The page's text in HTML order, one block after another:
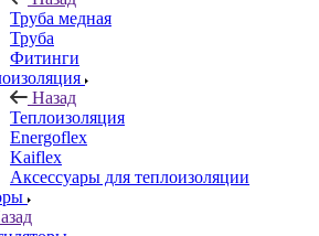
Труба медная
Труба
Фитинги
Назад
Теплоизоляция
Energoflex
Kaiflex
Аксессуары для теплоизоляции